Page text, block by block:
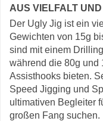
AUS VIELFALT
Der Ugly Jig ist ein
Gewichten von 15g
sind mit einem
während die 80g und
Assisthooks bieten.
Speed Jigging und
ultimativen Begleiter
großen Fang suchen.